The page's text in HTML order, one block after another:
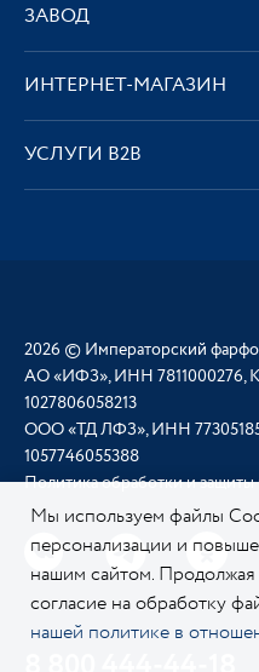
ЗАВОД
ИНТЕРНЕТ-МАГАЗИН
УСЛУГИ В2В
2026 © Императорский
АО «ИФЗ», ИНН 7811000276,
1027806058213
ООО «ТД ЛФЗ», ИНН
1057746055388
Политика обработки и
Мы используем файлы
персонализации и
нашим сайтом. Продолжая
согласие на обработку
нашей политике в